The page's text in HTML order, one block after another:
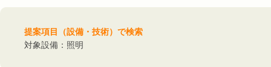
提案項目（設備・技術）で検索
対象設備：照明